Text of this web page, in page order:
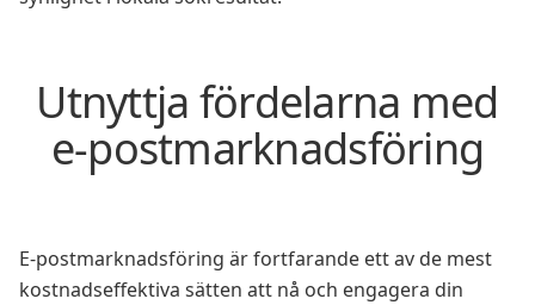
Utnyttja fördelarna med
e-postmarknadsföring
E-postmarknadsföring är fortfarande ett av de mest
kostnadseffektiva sätten att nå och engagera din